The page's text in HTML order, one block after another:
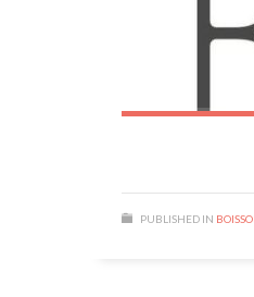
PUBLISHED IN